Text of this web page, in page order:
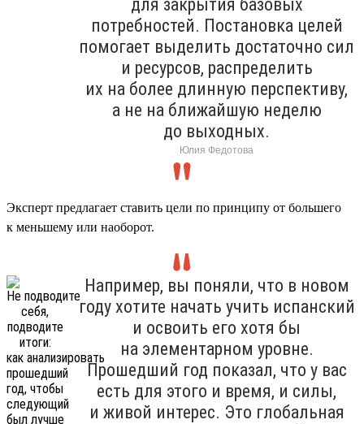
для закрытия базовых
потребностей. Постановка целей
помогает выделить достаточно сил
и ресурсов, распределить
их на более длинную перспективу,
а не на ближайшую неделю
до выходных.
Юлия Федотова
Эксперт предлагает ставить цели по принципу от большего
к меньшему или наоборот.
Например, вы поняли, что в новом
году хотите начать учить испанский
и освоить его хотя бы
на элементарном уровне.
Прошедший год показал, что у вас
есть для этого и время, и силы,
и живой интерес. Это глобальная